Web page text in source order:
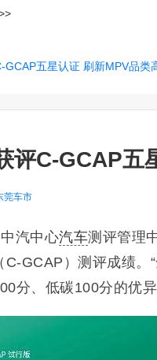
GCAP五星认证 刷新MPV品类
评C-GCAP五
莞车市
汽中心汽车测评管理
C-GCAP）测评成绩。
分、低碳100分的优